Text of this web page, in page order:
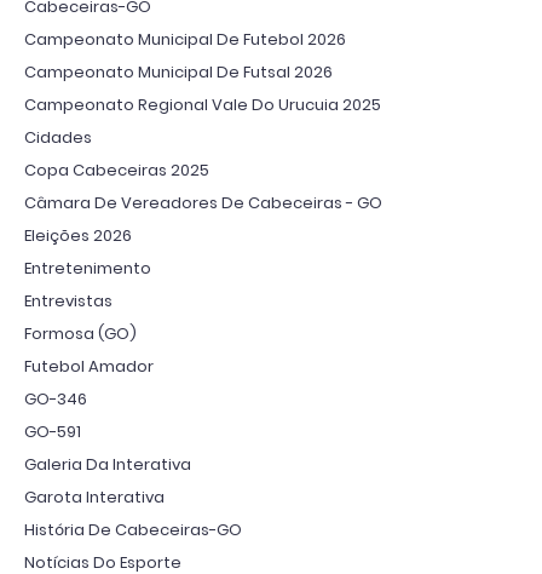
Cabeceiras-GO
Campeonato Municipal De Futebol 2026
Campeonato Municipal De Futsal 2026
Campeonato Regional Vale Do Urucuia 2025
Cidades
Copa Cabeceiras 2025
Câmara De Vereadores De Cabeceiras - GO
Eleições 2026
Entretenimento
Entrevistas
Formosa (GO)
Futebol Amador
GO-346
GO-591
Galeria Da Interativa
Garota Interativa
História De Cabeceiras-GO
Notícias Do Esporte